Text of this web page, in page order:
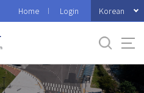
Home Login Korean